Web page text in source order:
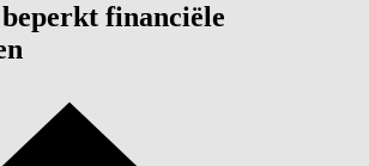
financiële